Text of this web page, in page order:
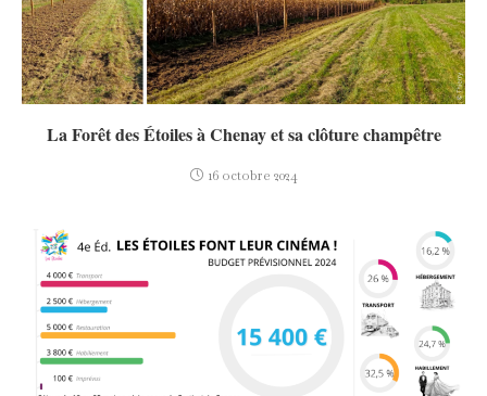
La Forêt des Étoiles à Chenay et sa clôture champêtre
16 octobre 2024